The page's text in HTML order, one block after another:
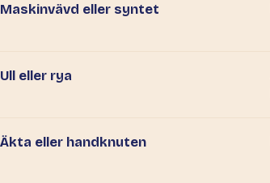
Maskinvävd eller syntet
Ull eller rya
Äkta eller handknuten